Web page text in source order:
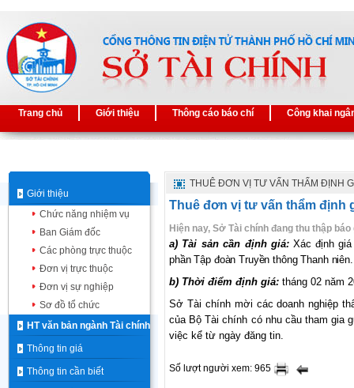
Trang chủ Giới thiệu Thông cáo báo chí Công khai
Giới thiệu
Chức năng nhiệm vụ
Ban Giám đốc
Các phòng trực thuộc
Đơn vị trực thuộc
Đơn vị sự nghiệp
Sơ đồ tổ chức
HT văn bản ngành Tài chính
Thông tin giá
Thông tin cần biết
THUÊ ĐƠN VỊ TƯ VẤN THẨM ĐỊNH
Thuê đơn vị tư vấn thẩm định
Hiện nay, Sở Tài chính đang thu thập
a) Tài sản cần định giá:Xác định giá
phần Tập đoàn Truyền thông Thanh niên.
b) Thời điểm định giá: tháng 02 năm
Sở Tài chính mời các doanh nghiệp
của Bộ Tài chính có nhu cầu tham gia
việc kể từ ngày đăng tin.
Số lượt người xem: 965